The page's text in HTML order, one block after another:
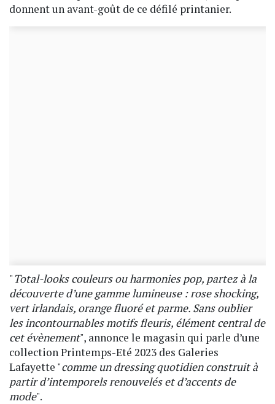
donnent un avant-goût de ce défilé printanier.
"Total-looks couleurs ou harmonies pop, partez à la
découverte d’une gamme lumineuse : rose shocking,
vert irlandais, orange fluoré et parme. Sans oublier
les incontournables motifs fleuris, élément central de
cet évènement", annonce le magasin qui parle d’une
collection Printemps-Eté 2023 des Galeries
Lafayette "comme un dressing quotidien construit à
partir d’intemporels renouvelés et d’accents de
mode".